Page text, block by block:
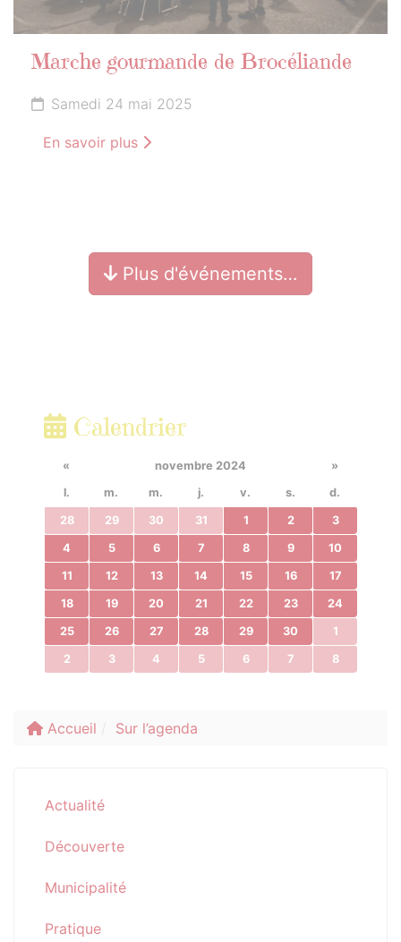
Marche gourmande de Brocéliande
Samedi 24 mai 2025
En savoir plus
Plus d'événements…
Calendrier
« novembre 2024
»
l.
m. m. j. v. s. d.
28 29 30 31 1 2 3
4 5 6 7 8 9 10
11 12 13 14 15 16 17
18 19 20 21 22 23 24
25 26 27 28 29 30 1
2 3 4 5 6 7 8
Accueil Sur l’agenda
Actualité
Découverte
Municipalité
Pratique